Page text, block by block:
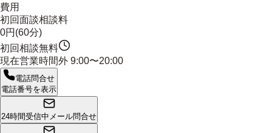
費用
初回面談相談料
0円(60分)
初回相談無料
現在営業時間外 9:00〜20:00
電話問合せ
電話番号を表示
24時間受信中 メール問合せ